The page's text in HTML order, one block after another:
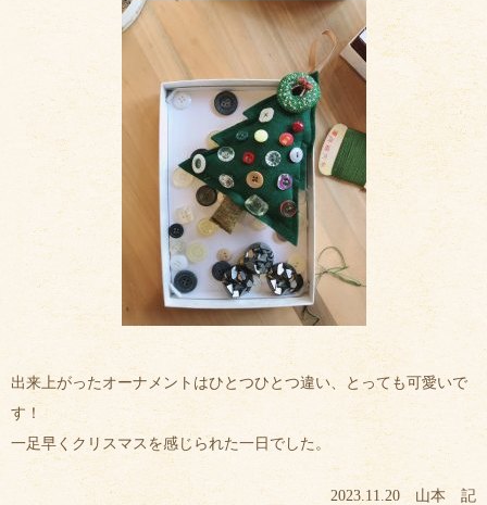
出来上がったオーナメントはひとつひとつ違い、とっても可愛いで
す！
一足早くクリスマスを感じられた一日でした。
2023.11.20 山本 記